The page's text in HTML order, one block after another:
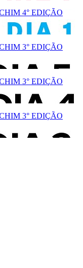
4° EDIÇÃO
3° EDIÇÃO
3° EDIÇÃO
3° EDIÇÃO